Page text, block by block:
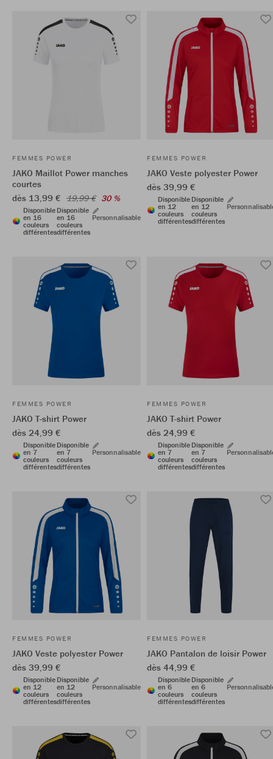
FEMMES POWER
JAKO Maillot Power manches
courtes
dès 13,99 € 19,99 € 30 %
Disponible
en 16
couleurs
différentes
Disponible
en 16
couleurs
différentes
Personnalisable
FEMMES POWER
JAKO Veste polyester Power
dès 39,99 €
Disponible
en 12
couleurs
différentes
Disponible
en 12
couleurs
différentes
FEMMES POWER
JAKO T-shirt Power
dès 24,99 €
Disponible
en 7
couleurs
différentes
Disponible
en 7
couleurs
différentes
Personnalisable
FEMMES POWER
JAKO T-shirt Power
dès 24,99 €
Disponible
en 7
couleurs
différentes
Disponible
en 7
couleurs
différentes
FEMMES POWER
JAKO Veste polyester Power
dès 39,99 €
Disponible
en 12
couleurs
différentes
Disponible
en 12
couleurs
différentes
Personnalisable
FEMMES POWER
JAKO Pantalon de loisir Power
dès 44,99 €
Disponible
en 6
couleurs
différentes
Disponible
en 6
couleurs
différentes